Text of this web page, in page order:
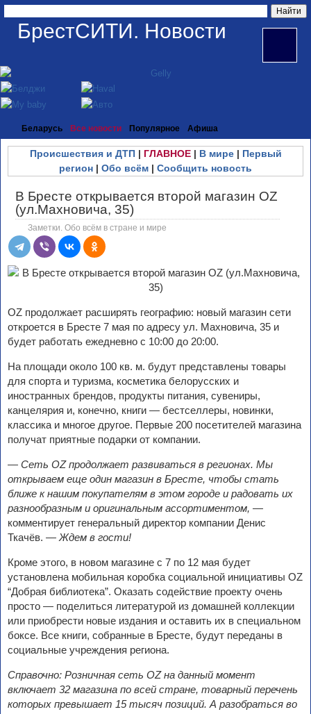
БрестСИТИ. Новости
Беларусь Все новости Популярное Афиша
Происшествия и ДТП| ГЛАВНОЕ| В мире| Первый
регион | Обо всём | Сообщить новость
В Бресте открывается второй магазин OZ
(ул.Махновича, 35)
Заметки. Обо всём в стране и мире
OZ продолжает расширять географию: новый магазин сети
откроется в Бресте 7 мая по адресу ул. Махновича, 35 и
будет работать ежедневно с 10:00 до 20:00.
На площади около 100 кв. м. будут представлены товары
для спорта и туризма, косметика белорусских и
иностранных брендов, продукты питания, сувениры,
канцелярия и, конечно, книги — бестселлеры, новинки,
классика и многое другое. Первые 200 посетителей магазина
получат приятные подарки от компании.
— Сеть OZ продолжает развиваться в регионах. Мы
открываем еще один магазин в Бресте, чтобы стать
ближе к нашим покупателям в этом городе и радовать их
разнообразным и оригинальным ассортиментом, —
комментирует генеральный директор компании Денис
Ткачёв. — Ждем в гости!
Кроме этого, в новом магазине с 7 по 12 мая будет
установлена мобильная коробка социальной инициативы OZ
“Добрая библиотека”. Оказать содействие проекту очень
просто — поделиться литературой из домашней коллекции
или приобрести новые издания и оставить их в специальном
боксе. Все книги, собранные в Бресте, будут переданы в
социальные учреждения региона.
Справочно: Розничная сеть OZ на данный момент
включает 32 магазина по всей стране, товарный перечень
которых превышает 15 тысяч позиций. А разобраться во